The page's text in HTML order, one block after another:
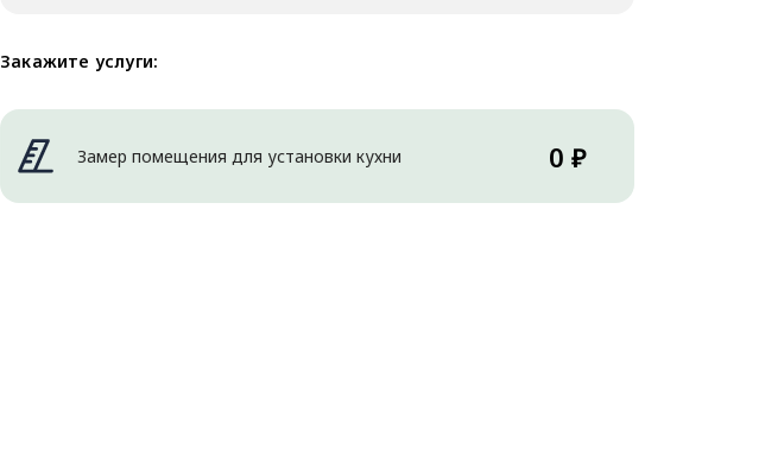
Закажите услуги:
Замер помещения для установки кухни 0 ₽